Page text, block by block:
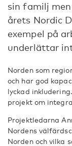
sin familj
årets Nordic
exempel på
underlättar
Norden som
och har god
lyckad
projekt om
Projektledarna
Nordens
Norden och vilka